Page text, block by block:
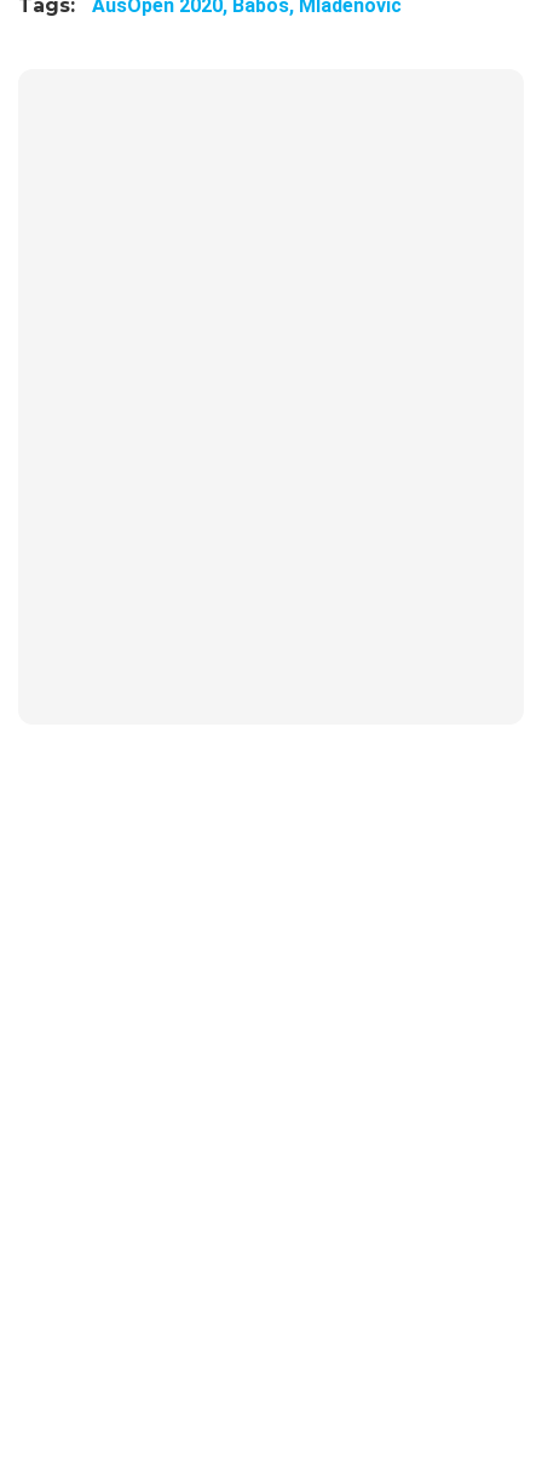
Tags: AusOpen 2020, Babos, Mladenovic